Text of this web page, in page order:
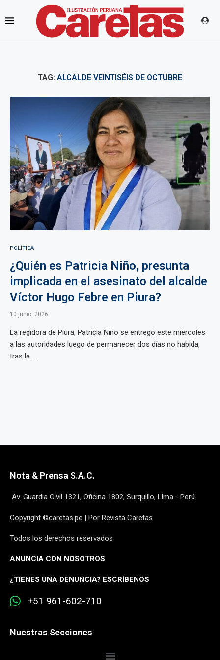
TAG: ALCALDE VEINTISÉIS DE OCTUBRE
POLÍTICA
¿Quién es Patricia Niño, presunta
implicada en el asesinato del alcalde
Víctor Hugo Febre en Piura?
10 junio, 2026
La regidora de Piura, Patricia Niño se entregó este miércoles
a las autoridades luego de permanecer dos días no habida,
tras la ...
Nota & Prensa S.A.C.
Av. Guardia Civil 1321, Oficina 1802, Surquillo, Lima - Perú
Copyright ©caretas.pe | Por Revista Caretas
Todos los derechos reservados
ANUNCIA CON NOSOTROS
¿TIENES UNA DENUNCIA? ESCRÍBENOS
+51 961-602-710
Nuestras Secciones